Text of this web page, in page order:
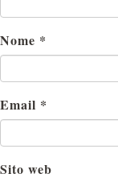
Nome *
Email *
Sito web